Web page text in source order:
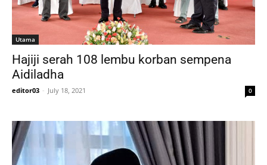
Utama
Hajiji serah 108 lembu korban sempena
Aidiladha
editor03 - July 18, 2021 0